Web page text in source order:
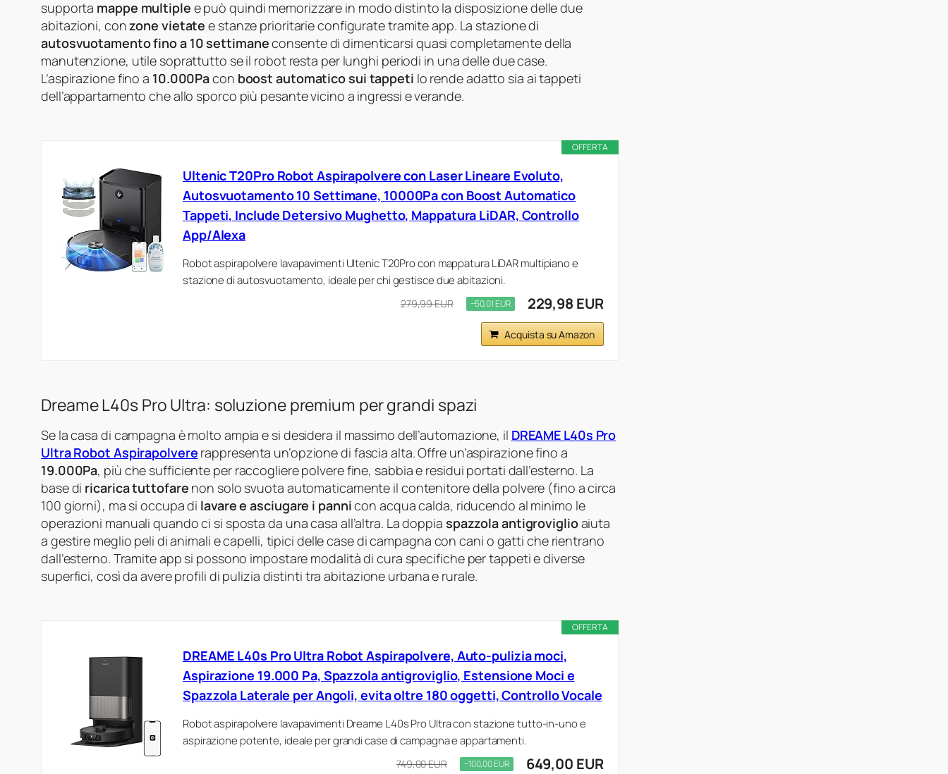
supporta mappe multiple e può quindi memorizzare in modo distinto la disposizione delle due
abitazioni, conzone vietate e stanze prioritarie configurate tramite app. La stazione di
autosvuotamento fino a 10 settimaneconsente di dimenticarsi quasi completamente della
manutenzione, utile soprattutto se il robot resta per lunghi periodi in una delle due case.
L’aspirazione fino a 10.000Pacon boost automatico sui tappeti lo rende adatto sia ai tappeti
dell’appartamento che allo sporco più pesante vicino a ingressi e verande.
OFFERTA
Ultenic T20Pro Robot Aspirapolvere con Laser Lineare Evoluto,
Autosvuotamento 10 Settimane, 10000Pa con Boost Automatico
Tappeti, Include Detersivo Mughetto, Mappatura LiDAR, Controllo
App/Alexa
Robot aspirapolvere lavapavimenti Ultenic T20Pro con mappatura LiDAR multipiano e
stazione di autosvuotamento, ideale per chi gestisce due abitazioni.
279,99 EUR −50,01 EUR 229,98 EUR
Acquista su Amazon
Dreame L40s Pro Ultra: soluzione premium per grandi spazi
Se la casa di campagna è molto ampia e si desidera il massimo dell’automazione, il DREAME L40s Pro
Ultra Robot Aspirapolvere rappresenta un’opzione di fascia alta. Offre un’aspirazione fino a
19.000Pa, più che sufficiente per raccogliere polvere fine, sabbia e residui portati dall’esterno. La
base di ricarica tuttofare non solo svuota automaticamente il contenitore della polvere (fino a circa
100 giorni), ma si occupa di lavare e asciugare i pannicon acqua calda, riducendo al minimo le
operazioni manuali quando ci si sposta da una casa all’altra. La doppia spazzola antigroviglioaiuta
a gestire meglio peli di animali e capelli, tipici delle case di campagna con cani o gatti che rientrano
dall’esterno. Tramite app si possono impostare modalità di cura specifiche per tappeti e diverse
superfici, così da avere profili di pulizia distinti tra abitazione urbana e rurale.
OFFERTA
DREAME L40s Pro Ultra Robot Aspirapolvere, Auto-pulizia moci,
Aspirazione 19.000 Pa, Spazzola antigroviglio, Estensione Moci e
Spazzola Laterale per Angoli, evita oltre 180 oggetti, Controllo Vocale
Robot aspirapolvere lavapavimenti Dreame L40s Pro Ultra con stazione tutto-in-uno e
aspirazione potente, ideale per grandi case di campagna e appartamenti.
749,00 EUR −100,00 EUR 649,00 EUR